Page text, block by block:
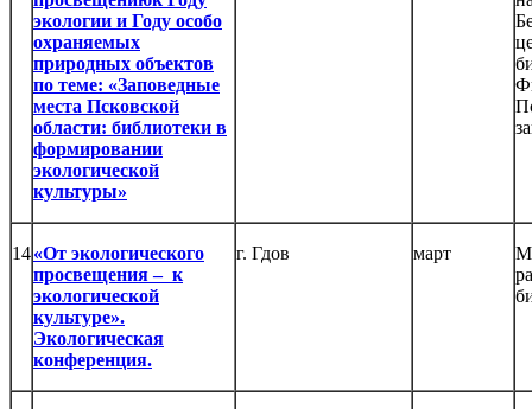
экологии и Году особо
охраняемых
природных объектов
по теме: «Заповедные
места Псковской
области: библиотеки в
формировании
экологической
культуры»
14«От экологического
просвещения – к
экологической
культуре».
Экологическая
конференция.
г. Гдов март